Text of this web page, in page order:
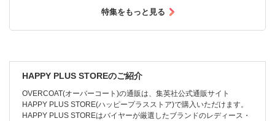
特集をもっと見る
HAPPY PLUS STOREのご紹介
OVERCOAT(オーバーコート)の通販は、集英社公式通販サイト
HAPPY PLUS STORE(ハッピープラスストア)で購入いただけます。
HAPPY PLUS STOREはバイヤーが厳選したブランドのレディース・